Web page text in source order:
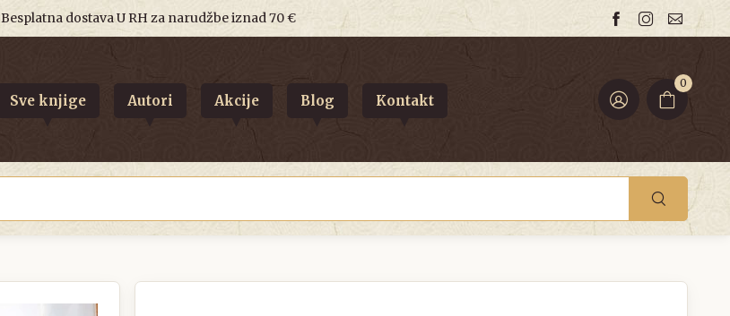
Besplatna dostava U RH za narudžbe iznad 70 €
0
Sve knjige Autori Akcije Blog Kontakt